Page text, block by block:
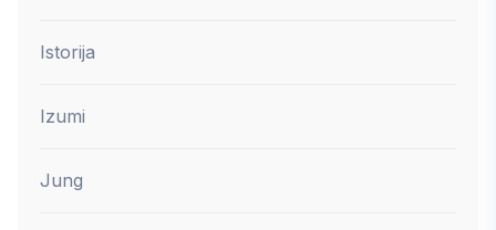
Istorija
Izumi
Jung